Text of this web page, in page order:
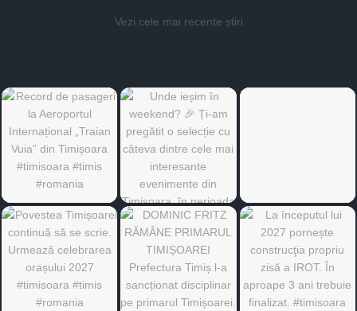
Vezi cele mai recente știri